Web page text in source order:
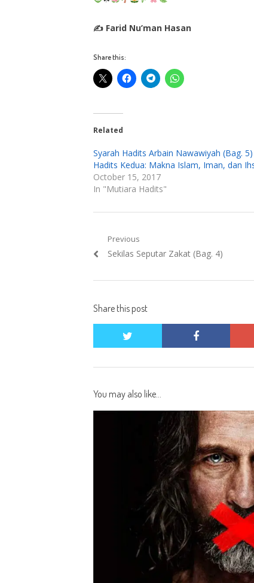
✍ Farid Nu’man Hasan
Share this:
Related
Syarah Hadits Arbain Nawawiyah (Bag.
Hadits Kedua: Makna Islam, Iman, dan
October 15, 2017
In "Mutiara Hadits"
Post
navigation
Previous
Previous
Sekilas Seputar Zakat (Bag. 4)
Share this post
twitter facebook
You may also like...